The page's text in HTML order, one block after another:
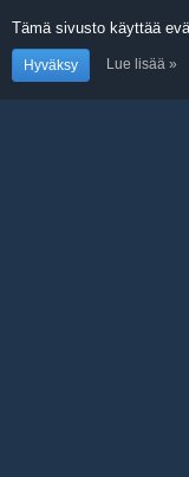
Tämä sivusto käyttää
Hyväksy Lue lisää »